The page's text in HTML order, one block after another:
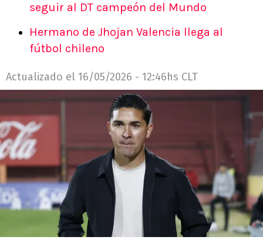
seguir al DT campeón del Mundo
Hermano de Jhojan Valencia llega al
fútbol chileno
Actualizado el 16/05/2026 - 12:46hs CLT